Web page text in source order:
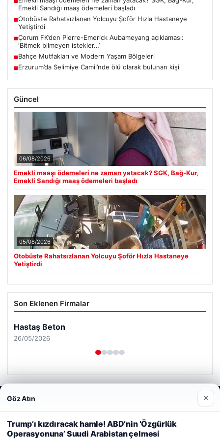
Emekli Sandığı maaş ödemeleri başladı
■Otobüste Rahatsızlanan Yolcuyu Şoför Hızla Hastaneye
Yetiştirdi
■Çorum FK’den Pierre-Emerick Aubameyang açıklaması:
‘Bitmek bilmeyen istekler…’
■Bahçe Mutfakları ve Modern Yaşam Bölgeleri
■Erzurum’da Selimiye Camii’nde ölü olarak bulunan kişi
Güncel
06/08/2026
Emekli maaşı ödemeleri ne zaman yatacak? SGK, Bağ-Kur,
Emekli Sandığı maaş ödemeleri başladı
05/08/2026
Otobüste Rahatsızlanan Yolcuyu Şoför Hızla Hastaneye
Yetiştirdi
Son Eklenen Firmalar
Web sitemizi nasıl kullandığınızı daha iyi anlayabilmek,
deneyiminizi kişiselleştirmek ve geliştirmek amacıyla çerezler
kullanıyoruz.
Çerez Politikamız
Reddet Kabul Et
Göz Atın ×
Trump’ı kızdıracak hamle! ABD’nin ‘Özgürlük
Operasyonuna’ Suudi Arabistan çelmesi